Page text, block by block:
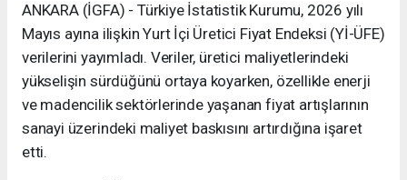
ANKARA (İGFA) - Türkiye İstatistik Kurumu, 2026 yılı
Mayıs ayına ilişkin Yurt İçi Üretici Fiyat Endeksi (Yİ-ÜFE)
verilerini yayımladı. Veriler, üretici maliyetlerindeki
yükselişin sürdüğünü ortaya koyarken, özellikle enerji
ve madencilik sektörlerinde yaşanan fiyat artışlarının
sanayi üzerindeki maliyet baskısını artırdığına işaret
etti.